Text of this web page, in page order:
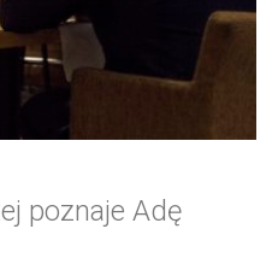
poznaje Adę